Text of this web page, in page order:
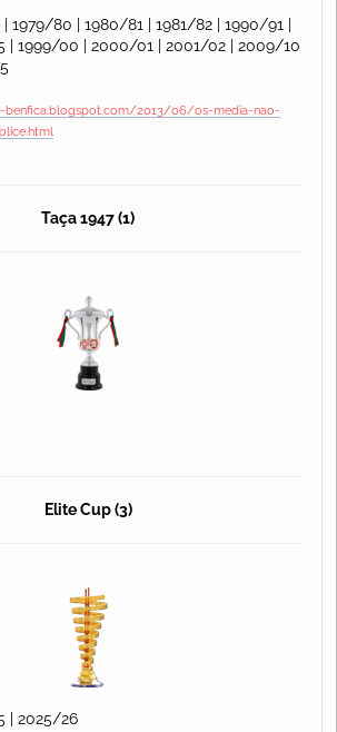
1979/80 | 1980/81 | 1981/82 | 1990/91 |
| 1999/00 | 2000/01 | 2001/02 | 2009/10
2013/06/os-media-nao-
Taça 1947 (1)
Elite Cup (3)
| 2025/26